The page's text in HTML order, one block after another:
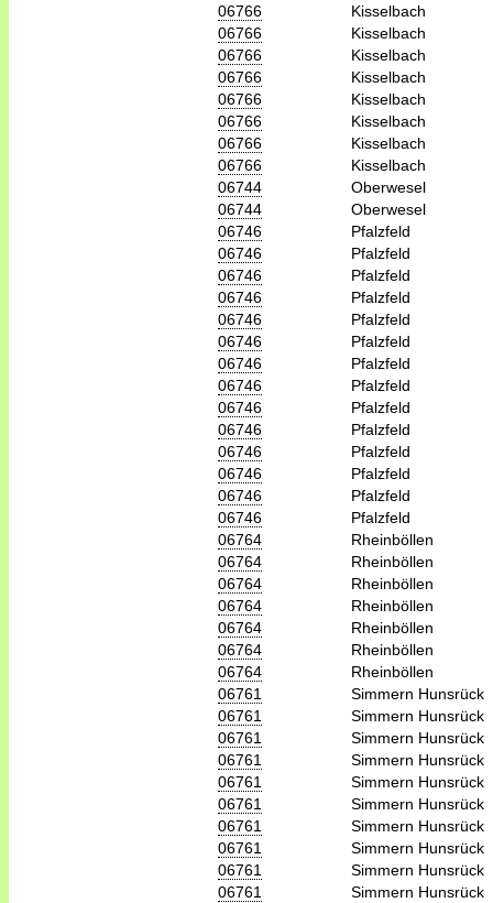
06766
Kisselbach
06766
Kisselbach
06766
Kisselbach
06766
Kisselbach
06766
Kisselbach
06766
Kisselbach
06766
Kisselbach
06766
Kisselbach
06744
Oberwesel
06744
Oberwesel
06746
Pfalzfeld
06746
Pfalzfeld
06746
Pfalzfeld
06746
Pfalzfeld
06746
Pfalzfeld
06746
Pfalzfeld
06746
Pfalzfeld
06746
Pfalzfeld
06746
Pfalzfeld
06746
Pfalzfeld
06746
Pfalzfeld
06746
Pfalzfeld
06746
Pfalzfeld
06746
Pfalzfeld
06764
Rheinböllen
06764
Rheinböllen
06764
Rheinböllen
06764
Rheinböllen
06764
Rheinböllen
06764
Rheinböllen
06764
Rheinböllen
06761
Simmern Hunsrück
06761
Simmern Hunsrück
06761
Simmern Hunsrück
06761
Simmern Hunsrück
06761
Simmern Hunsrück
06761
Simmern Hunsrück
06761
Simmern Hunsrück
06761
Simmern Hunsrück
06761
Simmern Hunsrück
06761
Simmern Hunsrück